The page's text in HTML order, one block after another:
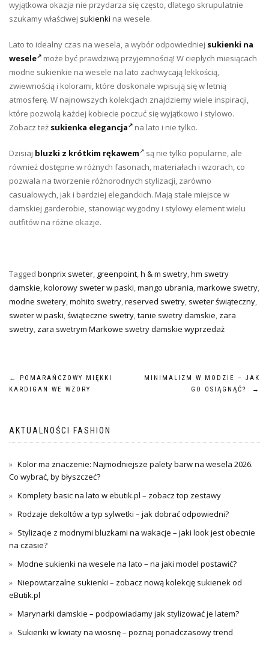
wyjątkowa okazja nie przydarza się często, dlatego skrupulatnie
szukamy właściwej sukienki na wesele.
Lato to idealny czas na wesela, a wybór odpowiedniej sukienki na
wesele
może być prawdziwą przyjemnością! W ciepłych miesiącach
modne sukienkie na wesele na lato zachwycają lekkością,
zwiewnością i kolorami, które doskonale wpisują się w letnią
atmosferę. W najnowszych kolekcjach znajdziemy wiele inspiracji,
które pozwolą każdej kobiecie poczuć się wyjątkowo i stylowo.
Zobacz też sukienka elegancja na lato i nie tylko.
Dzisiaj bluzki z krótkim rękawem
są nie tylko popularne, ale
również dostępne w różnych fasonach, materiałach i wzorach, co
pozwala na tworzenie różnorodnych stylizacji, zarówno
casualowych, jak i bardziej eleganckich. Mają stałe miejsce w
damskiej garderobie, stanowiąc wygodny i stylowy element wielu
outfitów na różne okazje.
Tagged bonprix sweter, greenpoint,h & m swetry,hm swetry
damskie,kolorowy sweter w paski,mango ubrania,markowe swetry,
modne swetery,mohito swetry,reserved swetry, sweter świąteczny,
sweter w paski,świąteczne swetry,tanie swetry damskie, zara
swetry, zara swetrym Markowe swetry damskie wyprzedaż
Nawigacja
←
POMARAŃCZOWY MIĘKKI
KARDIGAN WE WZORY
MINIMALIZM W MODZIE – JAK
GO OSIĄGNĄĆ?
→
AKTUALNOŚCI FASHION
Kolor ma znaczenie: Najmodniejsze palety barw na wesela 2026.
Co wybrać, by błyszczeć?
Komplety basic na lato w ebutik.pl – zobacz top zestawy
Rodzaje dekoltów a typ sylwetki – jak dobrać odpowiedni?
Stylizacje z modnymi bluzkami na wakacje – jaki look jest obecnie
na czasie?
Modne sukienki na wesele na lato – na jaki model postawić?
Niepowtarzalne sukienki – zobacz nową kolekcję sukienek od
eButik.pl
Marynarki damskie – podpowiadamy jak stylizować je latem?
Sukienki w kwiaty na wiosnę – poznaj ponadczasowy trend